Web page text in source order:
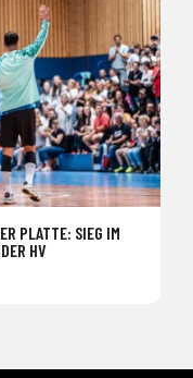
PLATTE: SIEG IM
HV